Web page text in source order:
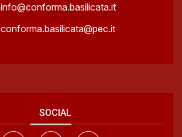
info@conforma.basilicata.it
conforma.basilicata@pec.it
SOCIAL